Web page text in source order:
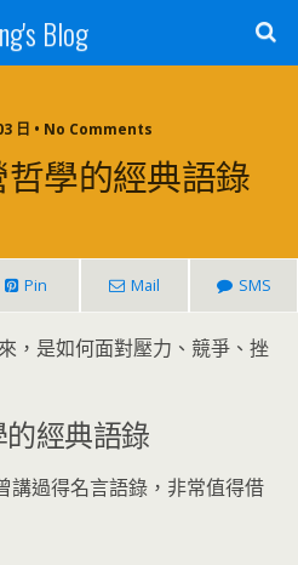
Blog
日 • No Comments
學的經典語錄
Pin Mail SMS
，是如何面對壓力、競爭、挫
經典語錄
講過得名言語錄，非常值得借